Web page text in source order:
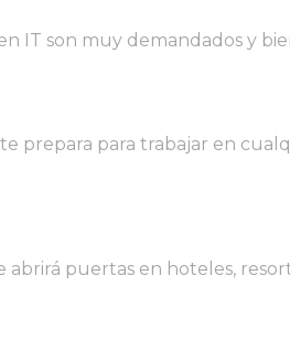
IT son muy demandados y
prepara para trabajar en
puertas en hoteles,